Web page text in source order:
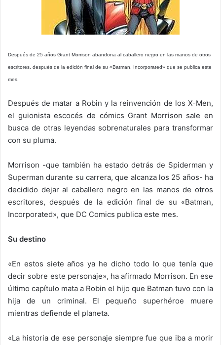
Después de 25 años Grant Morrison abandona al caballero negro en las manos de otros
escritores, después de la edición final de su «Batman, Incorporated» que se publica este
mes.
Después de matar a Robin y la reinvención de los X-Men,
el guionista escocés de cómics Grant Morrison sale en
busca de otras leyendas sobrenaturales para transformar
con su pluma.
Morrison -que también ha estado detrás de Spiderman y
Superman durante su carrera, que alcanza los 25 años- ha
decidido dejar al caballero negro en las manos de otros
escritores, después de la edición final de su «Batman,
Incorporated», que DC Comics publica este mes.
Su destino
«En estos siete años ya he dicho todo lo que tenía que
decir sobre este personaje», ha afirmado Morrison. En ese
último capítulo mata a Robin el hijo que Batman tuvo con la
hija de un criminal. El pequeño superhéroe muere
mientras defiende el planeta.
«La historia de ese personaje siempre fue que iba a morir